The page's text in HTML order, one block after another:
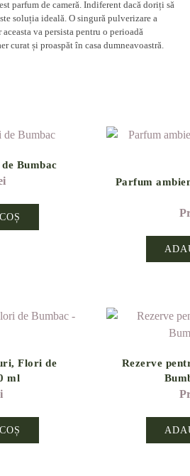
parfum de cameră. Indiferent dacă doriți să
soluția ideală. O singură pulverizare a
va persista pentru o perioadă
curat și proaspăt în casa dumneavoastră.
Bumbac
Parfum
Flori de
ml
Rezerve